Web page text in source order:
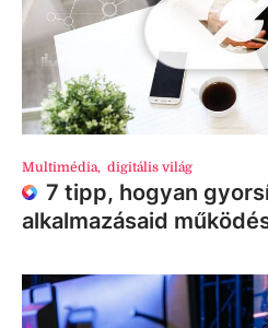
Multimédia, digitális világ
7 tipp, hogyan
alkalmazásaid